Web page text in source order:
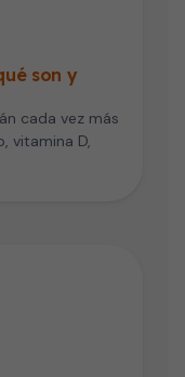
son y
cada vez más
vitamina D,